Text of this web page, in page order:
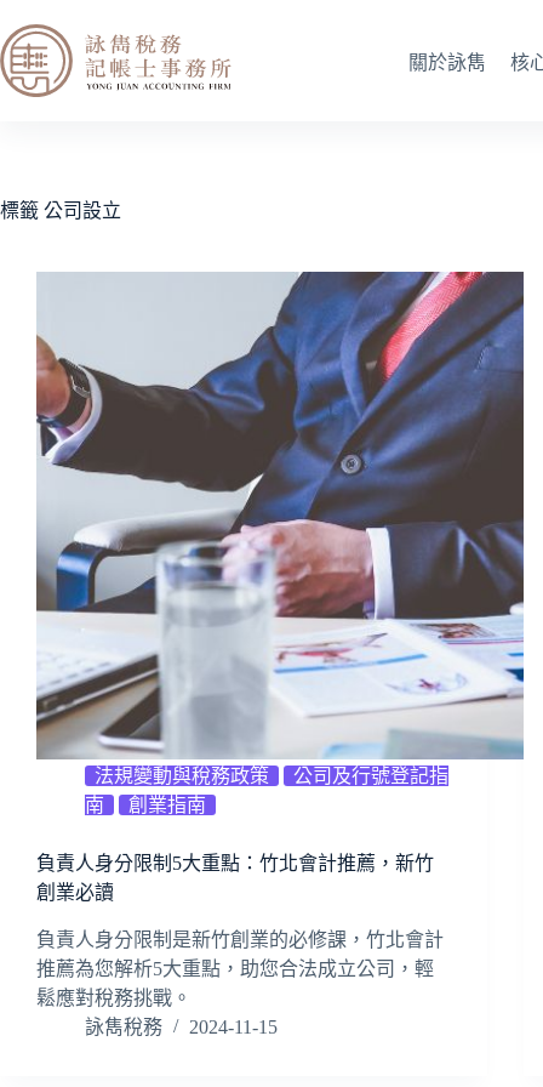
關於詠雋 核
標籤 公司設立
法規變動與稅務政策
公司及行號登記指
南
創業指南
負責人身分限制5大重點：竹北會計推薦，新竹
創業必讀
負責人身分限制是新竹創業的必修課，竹北會計
推薦為您解析5大重點，助您合法成立公司，輕
鬆應對稅務挑戰。
詠雋稅務
2024-11-15